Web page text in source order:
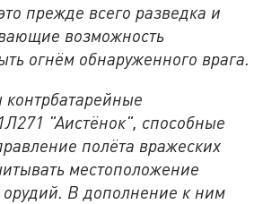
прежде всего разведка и
возможность
огнём обнаруженного врага.
"Аистёнок", способные
полёта вражеских
местоположение
В дополнение к ним